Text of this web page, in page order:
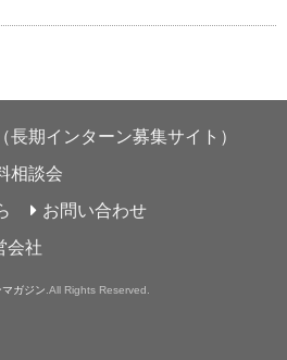
長期インターン募集サイト）
相談会
お問い合わせ
会社
ガジン .All Rights Reserved.